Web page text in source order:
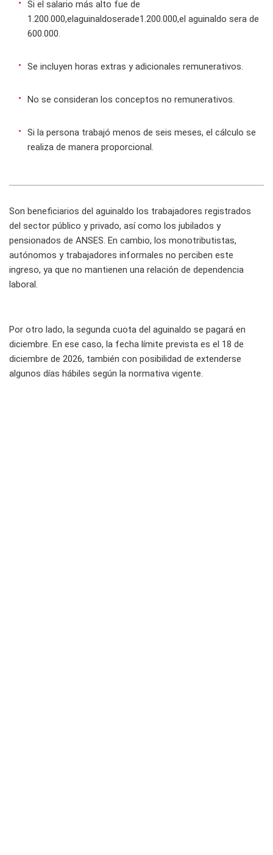
Si el salario más alto fue de
1.200.000,elaguinaldoserade1.200.000,el aguinaldo sera de
600.000.
Se incluyen horas extras y adicionales remunerativos.
No se consideran los conceptos no remunerativos.
Si la persona trabajó menos de seis meses, el cálculo se
realiza de manera proporcional.
Son beneficiarios del aguinaldo los trabajadores registrados
del sector público y privado, así como los jubilados y
pensionados de ANSES. En cambio, los monotributistas,
autónomos y trabajadores informales no perciben este
ingreso, ya que no mantienen una relación de dependencia
laboral.
Por otro lado, la segunda cuota del aguinaldo se pagará en
diciembre. En ese caso, la fecha límite prevista es el 18 de
diciembre de 2026, también con posibilidad de extenderse
algunos días hábiles según la normativa vigente.